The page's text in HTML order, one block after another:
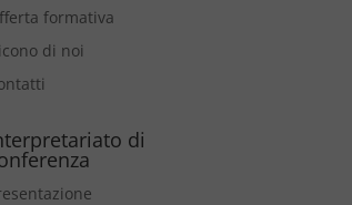
formativa
di noi
di